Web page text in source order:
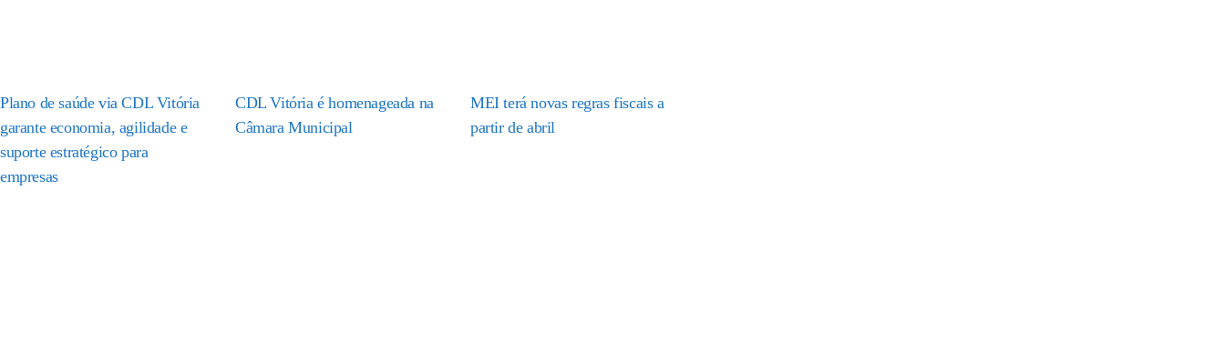
Plano de saúde via CDL Vitória
garante economia, agilidade e
suporte estratégico para
empresas
CDL Vitória é homenageada na
Câmara Municipal
MEI terá novas regras fiscais a
partir de abril